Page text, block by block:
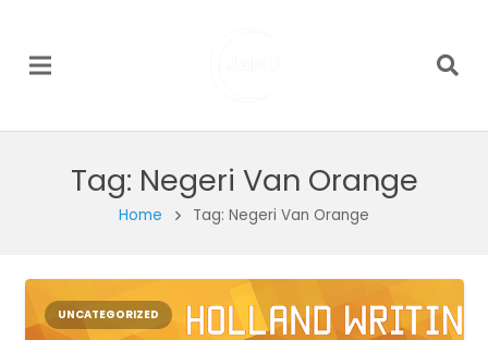
Tag: Negeri Van Orange
Home Tag: Negeri Van Orange
UNCATEGORIZED